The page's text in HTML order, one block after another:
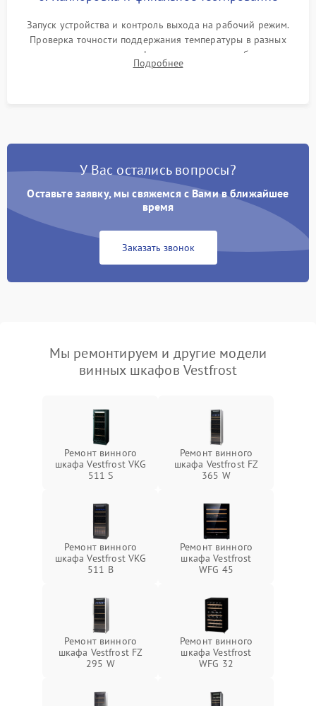
Запуск устройства и контроль выхода на рабочий режим.
Проверка точности поддержания температуры в разных
климатических зонах шкафа, оценка уровня стабильности
влажности и полного отсутствия вибраций корпуса.
Подробнее
У Вас остались вопросы?
Оставьте заявку, мы свяжемся с Вами в ближайшее
время
Заказать звонок
Мы ремонтируем и другие модели
винных шкафов Vestfrost
Ремонт винного
шкафа Vestfrost VKG
511 S
Ремонт винного
шкафа Vestfrost FZ
365 W
Ремонт винного
шкафа Vestfrost VKG
511 B
Ремонт винного
шкафа Vestfrost
WFG 45
Ремонт винного
шкафа Vestfrost FZ
295 W
Ремонт винного
шкафа Vestfrost
WFG 32